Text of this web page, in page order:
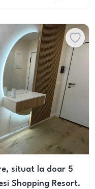
situat la doar 5
Shopping Resort.